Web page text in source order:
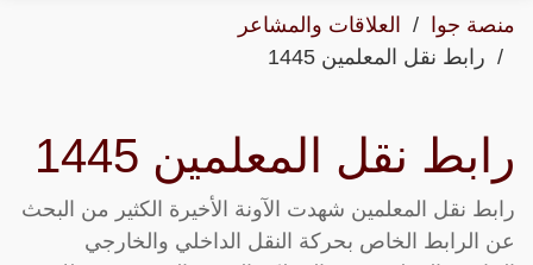
منصة جوا
العلاقات والمشاعر
رابط نقل المعلمين 1445
رابط نقل المعلمين 1445
رابط نقل المعلمين شهدت الآونة الأخيرة الكثير من البحث
عن الرابط الخاص بحركة النقل الداخلي والخارجي